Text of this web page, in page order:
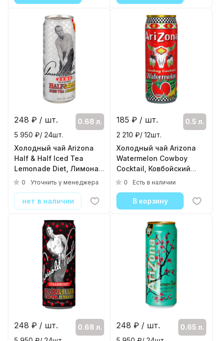
248 ₽ / шт.
0.68 л.
5 950 ₽/ 24шт.
Холодный чай Arizona
Half & Half Iced Tea
Lemonade Diet, Лимонад
Халф энд Халф, 0.68л,
( 24шт./уп. )
0 Уточнить у менеджера
нет в наличии
185 ₽ / шт.
0.5 л.
2 210 ₽/ 12шт.
Холодный чай Arizona
Watermelon Cowboy
Cocktail, Ковбойский
Коктейль Арбуз 0.5л,
( 12шт./уп. )
0 Есть в наличии
В корзину
248 ₽ / шт.
0.68 л.
248 ₽ / шт.
0.65 л.